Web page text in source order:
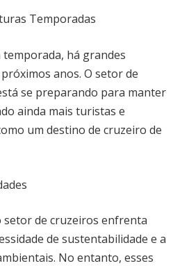
Temporadas
temporada, há grandes
anos. O setor de
se preparando para manter
ainda mais turistas e
um destino de cruzeiro de
setor de cruzeiros enfrenta
de sustentabilidade e a
No entanto, esses